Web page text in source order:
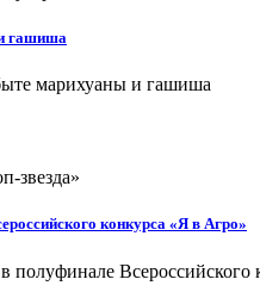
гашиша
конкурса «Я в Агро»